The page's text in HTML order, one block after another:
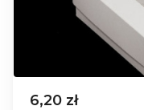
6,20 zł